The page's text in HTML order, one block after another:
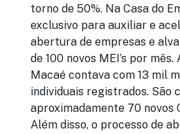
torno de 50%. Na Casa do
exclusivo para auxiliar e
abertura de empresas e
de 100 novos MEI’s por
Macaé contava com 13 mil
individuais registrados. São
aproximadamente 70 novos
Além disso, o processo de